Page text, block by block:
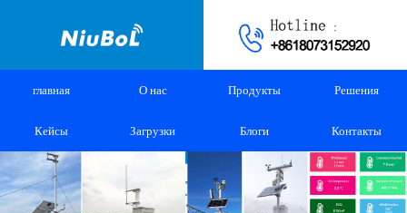
главная О нас Продукты Решения
Кейсы Загрузки Блоги Контакты